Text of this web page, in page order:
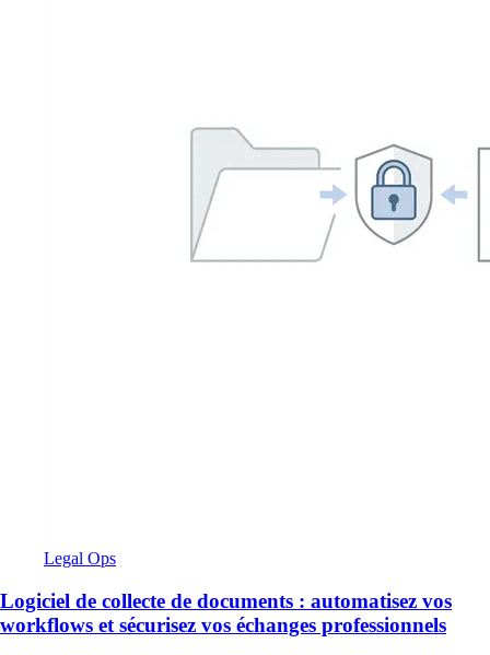
Legal Ops
Logiciel de collecte de documents : automatisez vos
workflows et sécurisez vos échanges professionnels